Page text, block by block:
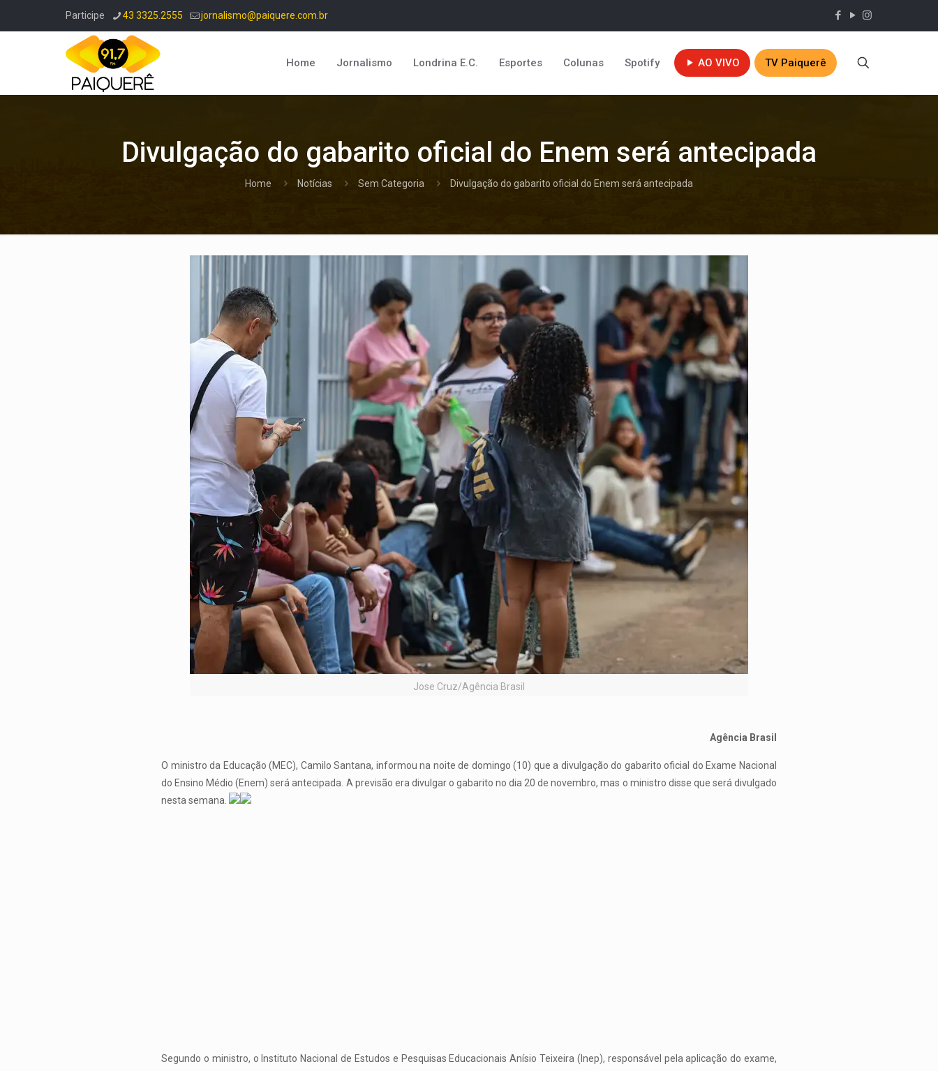
Participe 43 3325.2555 jornalismo@paiquere.com.br
Home Jornalismo Londrina E.C. Esportes Colunas Spotify AO VIVO TV Paiquerê
Divulgação do gabarito oficial do Enem será antecipada
Home Notícias Sem Categoria Divulgação do gabarito oficial do Enem será antecipada
Jose Cruz/Agência Brasil
Agência Brasil
O ministro da Educação (MEC), Camilo Santana, informou na noite de domingo (10) que a divulgação do gabarito oficial do Exame Nacional
do Ensino Médio (Enem) será antecipada. A previsão era divulgar o gabarito no dia 20 de novembro, mas o ministro disse que será divulgado
nesta semana.
Segundo o ministro, o Instituto Nacional de Estudos e Pesquisas Educacionais Anísio Teixeira (Inep), responsável pela aplicação do exame,